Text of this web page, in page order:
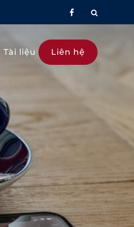
facebook
Tài liệu Liên hệ